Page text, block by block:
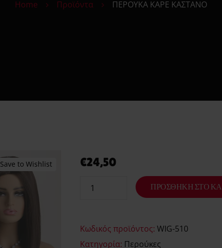
Home Προϊόντα ΠΕΡΟΥΚΑ ΚΑΡΕ ΚΑΣΤΑΝΟ
Save to Wishlist €24,50
ΠΡΟΣΘΉΚΗ ΣΤΟ
Κωδικός προϊόντος: WIG-510
Κατηγορία: Περούκες